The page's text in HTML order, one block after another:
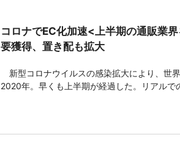
コロナでEC化加速<上半期の通販業
要獲得、置き配も拡大
新型コロナウイルスの感染拡大により、世
2020年。早くも上半期が経過した。リアルで
しての役割を改めて広く示すことができた。